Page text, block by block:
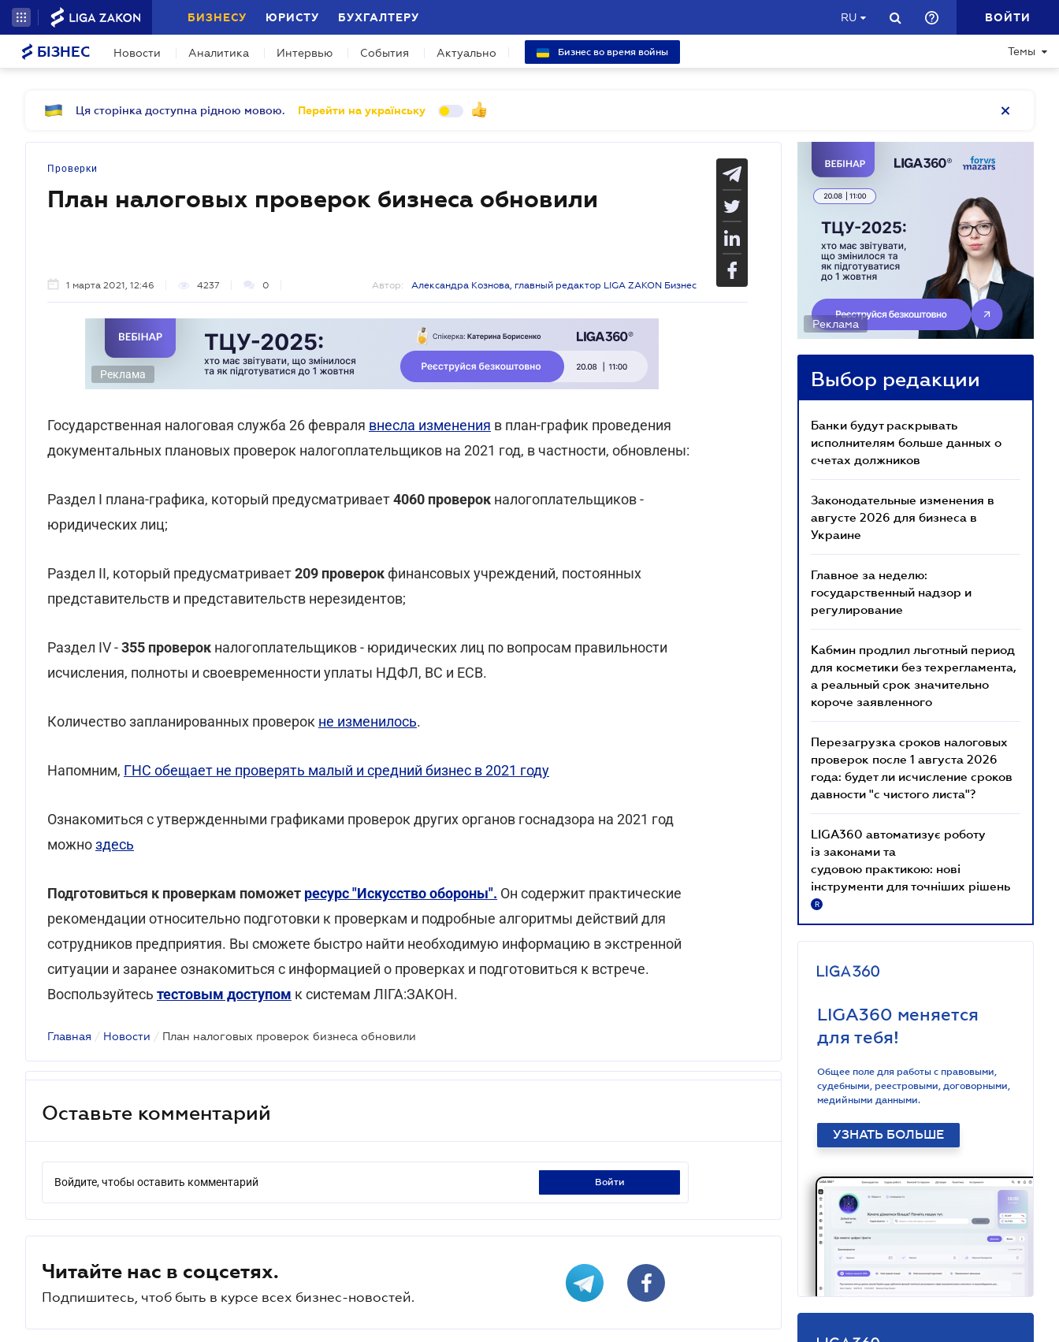
БИЗНЕСУ ЮРИСТУ БУХГАЛТЕРУ RU ВОЙТИ
БІЗНЕС Новости Аналитика Интервью События Актуально Бизнес во время войны Темы
Ця сторінка доступна рідною мовою. Перейти на українську
Проверки
План налоговых проверок бизнеса обновили
1 марта 2021, 12:46 4237 0 Автор: Александра Кознова, главный редактор LIGA ZAKON Бизнес
Реклама
Государственная налоговая служба 26 февраля внесла изменения в план-график проведения
документальных плановых проверок налогоплательщиков на 2021 год, в частности, обновлены:
Раздел I плана-графика, который предусматривает4060 проверок налогоплательщиков -
юридических лиц;
Раздел ІІ, который предусматривает209 проверок финансовых учреждений, постоянных
представительств и представительств нерезидентов;
Раздел IV -355 проверок налогоплательщиков - юридических лиц по вопросам правильности
исчисления, полноты и своевременности уплаты НДФЛ, ВС и ЕСВ.
Количество запланированных проверок не изменилось.
Напомним, ГНС обещает не проверять малый и средний бизнес в 2021 году
Ознакомиться с утвержденными графиками проверок других органов госнадзора на 2021 год
можноздесь
Подготовиться к проверкам поможет ресурс "Искусство обороны". Он содержит практические
рекомендации относительно подготовки к проверкам и подробные алгоритмы действий для
сотрудников предприятия. Вы сможете быстро найти необходимую информацию в экстренной
ситуации и заранее ознакомиться с информацией о проверках и подготовиться к встрече.
Воспользуйтесь тестовым доступом к системам ЛІГА:ЗАКОН.
Главная / Новости / План налоговых проверок бизнеса обновили
Оставьте комментарий
Войдите, чтобы оставить комментарий войти
Читайте нас в соцсетях.
Подпишитесь, чтоб быть в курсе всех бизнес-новостей.
Реклама
Выбор редакции
Банки будут раскрывать
исполнителям больше данных о
счетах должников
Законодательные изменения в
августе 2026 для бизнеса в
Украине
Главное за неделю:
государственный надзор и
регулирование
Кабмин продлил льготный период
для косметики без техрегламента,
а реальный срок значительно
короче заявленного
Перезагрузка сроков налоговых
проверок после 1 августа 2026
года: будет ли исчисление сроков
давности "с чистого листа"?
LIGA360 автоматизує роботу
із законами та
судовою практикою: нові
інструменти для точніших рішень
R
LIGA360 меняется
для тебя!
Общее поле для работы с правовыми,
судебными, реестровыми, договорными,
медийными данными.
УЗНАТЬ БОЛЬШЕ